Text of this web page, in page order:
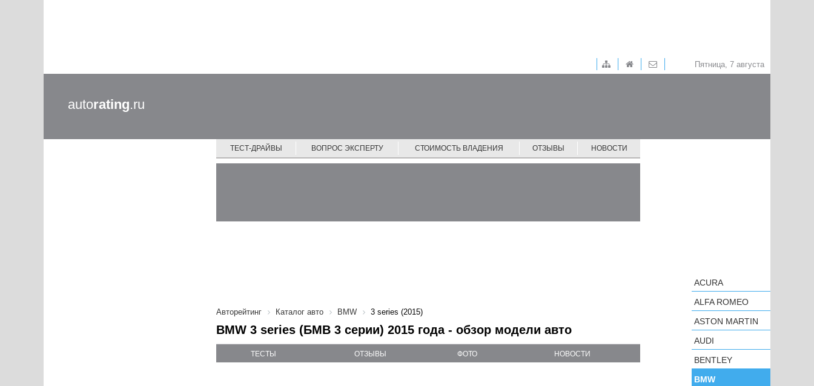
Пятница, 7 августа
autorating.ru
ТЕСТ-ДРАЙВЫ ВОПРОС ЭКСПЕРТУ СТОИМОСТЬ ВЛАДЕНИЯ ОТЗЫВЫ НОВОСТИ
Авторейтинг Каталог авто BMW 3 series (2015)
BMW 3 series (БМВ 3 серии) 2015 года - обзор модели авто
ТЕСТЫ ОТЗЫВЫ ФОТО НОВОСТИ
ACURA
ALFA ROMEO
ASTON MARTIN
AUDI
BENTLEY
BMW